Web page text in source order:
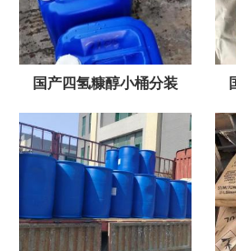
国产四氢糠醇小桶分装